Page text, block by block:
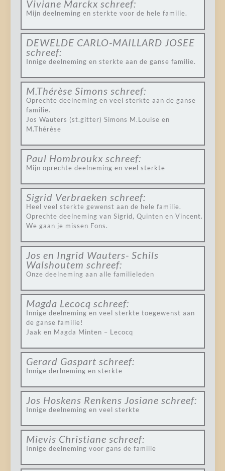
Viviane Marckx schreef:
Mijn deelneming en sterkte voor de hele familie.
DEWELDE CARLO-MAILLARD JOSEE
schreef:
Innige deelneming en sterkte aan de ganse familie.
M.Thérèse Simons schreef:
Oprechte deelneming en veel sterkte aan de ganse
familie.
Jos Wauters (st.gitter) Simons M.Louise en
M.Thérèse
Paul Hombroukx schreef:
Mijn oprechte deelneming en veel sterkte
Sigrid Verbraeken schreef:
Heel veel sterkte gewenst aan de hele familie.
Oprechte deelneming van Sigrid, Quinten en Vincent.
We gaan je missen Fons.
Jos en Ingrid Wauters- Schils
Walshoutem schreef:
Onze deelneming aan alle familieleden
Magda Lecocq schreef:
Innige deelneming en veel sterkte toegewenst aan
de ganse familie!
Jaak en Magda Minten – Lecocq
Gerard Gaspart schreef:
Innige derlneming en sterkte
Jos Hoskens Renkens Josiane schreef:
Innige deelneming en veel sterkte
Mievis Christiane schreef:
Innige deelneming voor gans de familie